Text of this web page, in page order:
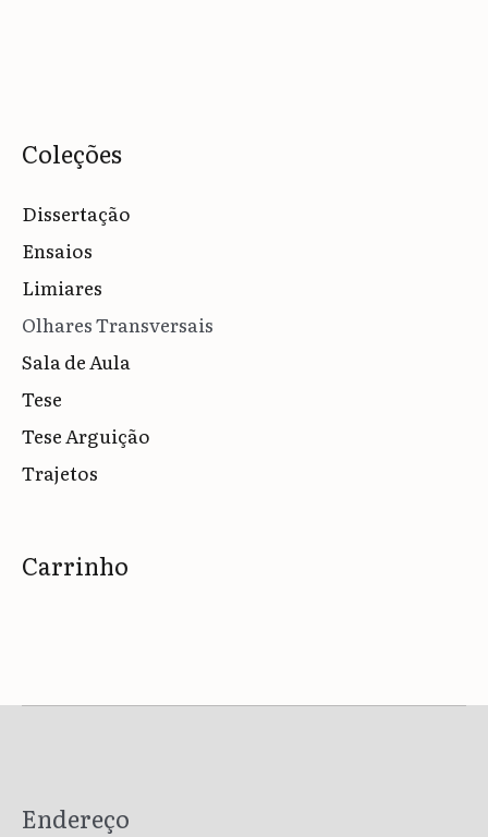
Coleções
Dissertação
Ensaios
Limiares
Olhares Transversais
Sala de Aula
Tese
Tese Arguição
Trajetos
Carrinho
Endereço